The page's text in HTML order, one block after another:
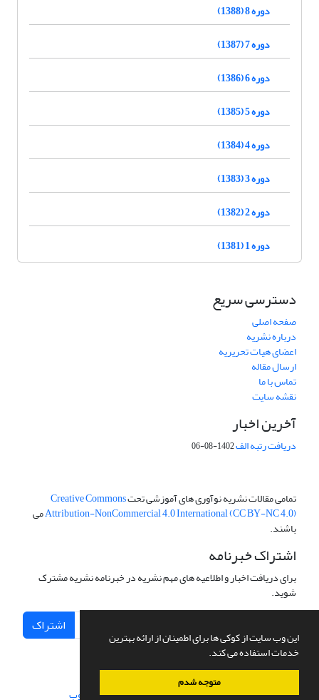
این وب سایت از کوکی ها برای اطمینان از ارائه بهترین
خدمات استفاده می کند.
متوجه شدم
دوره 8 (1388)
دوره 7 (1387)
دوره 6 (1386)
دوره 5 (1385)
دوره 4 (1384)
دوره 3 (1383)
دوره 2 (1382)
دوره 1 (1381)
دسترسی سریع
صفحه اصلی
درباره نشریه
اعضای هیات تحریریه
ارسال مقاله
تماس با ما
نقشه سایت
آخرین اخبار
دریافت رتبه الف1402-08-06
تمامی مقالات نشریه نوآوری های آموزشی تحتCreative Commons
Attribution-NonCommercial 4.0 International (CC BY-NC 4.0)می
باشند.
اشتراک خبرنامه
برای دریافت اخبار و اطلاعیه های مهم نشریه در خبرنامه نشریه مشترک
شوید.
اشتراک
سامانه مدیریت نشریات علمی.طراحی و پیاده سازی از سیناوب